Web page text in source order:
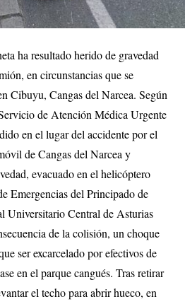
ha resultado herido de gravedad
en circunstancias que se
Cibuyu, Cangas del Narcea. Según
de Atención Médica Urgente
en el lugar del accidente por el
de Cangas del Narcea y
evacuado en el helicóptero
Emergencias del Principado de
Universitario Central de Asturias
de la colisión, un choque
ser excarcelado por efectivos de
en el parque cangués. Tras retirar
el techo para abrir hueco, en